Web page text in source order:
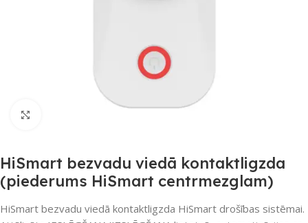
HiSmart bezvadu viedā kontaktligzda
(piederums HiSmart centrmezglam)
HiSmart bezvadu viedā kontaktligzda HiSmart drošības sistēmai.